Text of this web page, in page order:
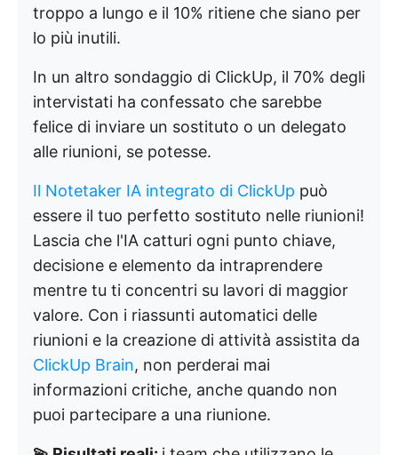
troppo a lungo e il 10% ritiene che siano per
lo più inutili.
In un altro sondaggio di ClickUp, il 70% degli
intervistati ha confessato che sarebbe
felice di inviare un sostituto o un delegato
alle riunioni, se potesse.
Il Notetaker IA integrato di ClickUp può
essere il tuo perfetto sostituto nelle riunioni!
Lascia che l'IA catturi ogni punto chiave,
decisione e elemento da intraprendere
mentre tu ti concentri su lavori di maggior
valore. Con i riassunti automatici delle
riunioni e la creazione di attività assistita da
ClickUp Brain, non perderai mai
informazioni critiche, anche quando non
puoi partecipare a una riunione.